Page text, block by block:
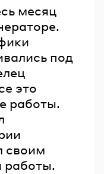
месяц
под
это
работы.
своим
работы.